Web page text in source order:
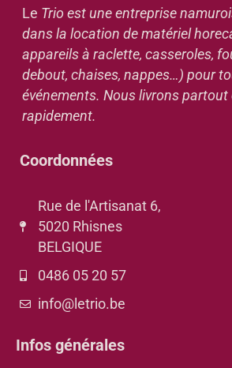
Le Trio est une entreprise
dans la location de matériel
appareils à raclette, casseroles,
debout, chaises, nappes…) pour
événements. Nous livrons partout
rapidement.
Coordonnées
Rue de l'Artisanat 6,
5020 Rhisnes
BELGIQUE
0486 05 20 57
info@letrio.be
Infos générales